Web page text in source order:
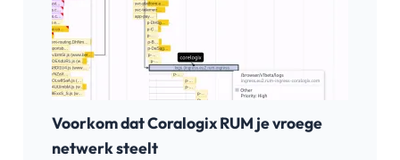
Voorkom dat Coralogix RUM je vroege
netwerk steelt